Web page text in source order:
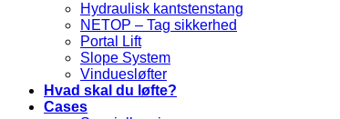
Hydraulisk kantstenstang
NETOP – Tag sikkerhed
Portal Lift
Slope System
Vinduesløfter
Hvad skal du løfte?
Cases